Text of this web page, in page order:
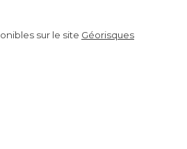
sur le site Géorisques